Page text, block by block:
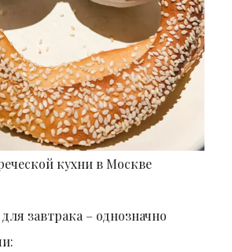
кухни в Москве
завтрака – однозначно